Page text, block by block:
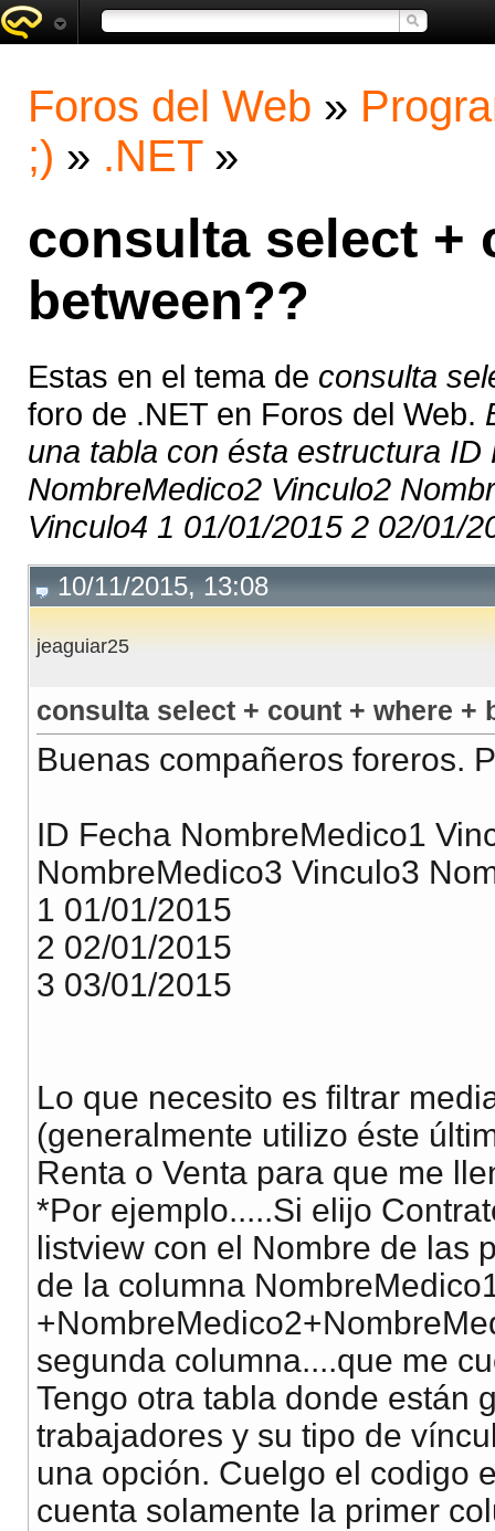
Foros del Web »
;) » .NET »
consulta select +
between??
Estas en el tema de consulta
foro de .NET en Foros del Web.
una tabla con ésta estructura
NombreMedico2 Vinculo2
Vinculo4 1 01/01/2015 2 02/01/
10/11/2015, 13:08
jeaguiar25
consulta select + count + where +
Buenas compañeros foreros.
ID Fecha NombreMedico1
NombreMedico3 Vinculo3
1 01/01/2015
2 02/01/2015
3 03/01/2015
Lo que necesito es filtrar
(generalmente utilizo éste
Renta o Venta para que me
*Por ejemplo.....Si elijo
listview con el Nombre de las
de la columna
segunda columna....que me
Tengo otra tabla donde están
trabajadores y su tipo de
una opción. Cuelgo el codigo
cuenta solamente la primer